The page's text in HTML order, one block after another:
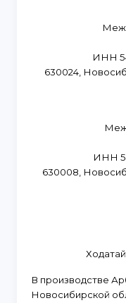
ИНН
630024,
ИНН
630008,
В производстве
Новосибирской